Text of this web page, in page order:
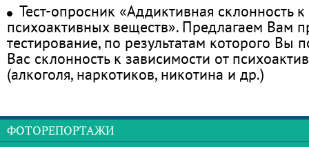
Тест-опросник «Аддиктивная склонность
психоактивных веществ». Предлагаем Вам
тестирование, по результатам которого Вы
Вас склонность к зависимости от
(алкоголя, наркотиков, никотина и др.)
ФОТОРЕПОРТАЖИ